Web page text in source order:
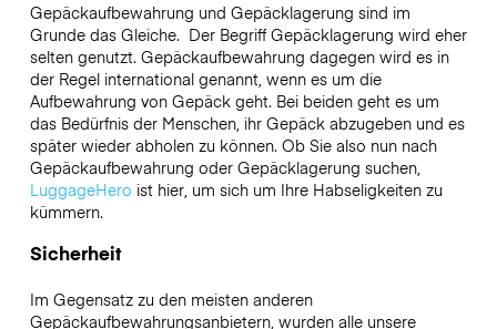
Gepäckaufbewahrung und Gepäcklagerung sind im
Grunde das Gleiche. Der Begriff Gepäcklagerung wird eher
selten genutzt. Gepäckaufbewahrung dagegen wird es in
der Regel international genannt, wenn es um die
Aufbewahrung von Gepäck geht. Bei beiden geht es um
das Bedürfnis der Menschen, ihr Gepäck abzugeben und es
später wieder abholen zu können. Ob Sie also nun nach
Gepäckaufbewahrung oder Gepäcklagerung suchen,
LuggageHero ist hier, um sich um Ihre Habseligkeiten zu
kümmern.
Sicherheit
Im Gegensatz zu den meisten anderen
Gepäckaufbewahrungsanbietern, wurden alle unsere